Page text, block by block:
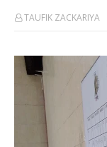
TAUFIK ZACKARIYA